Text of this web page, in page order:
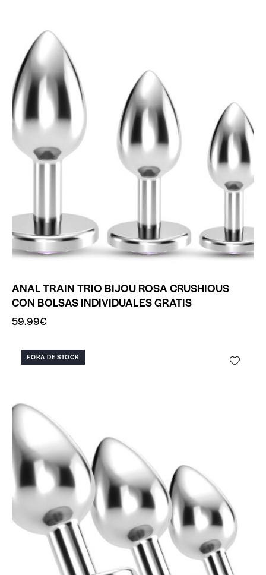
ANAL TRAIN TRIO BIJOU ROSA CRUSHIOUS
CON BOLSAS INDIVIDUALES GRATIS
59.99€
FORA DE STOCK